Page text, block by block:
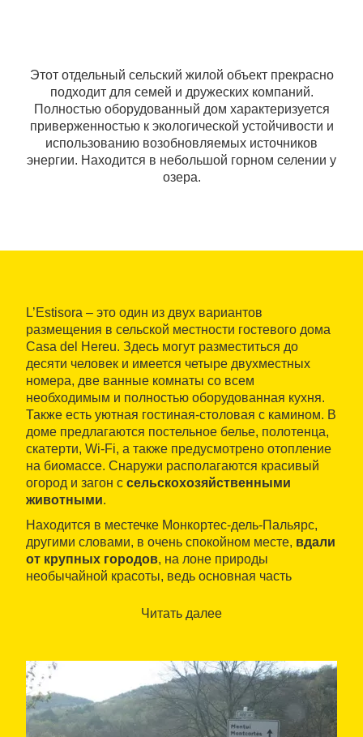
Этот отдельный сельский жилой объект прекрасно
подходит для семей и дружеских компаний.
Полностью оборудованный дом характеризуется
приверженностью к экологической устойчивости и
использованию возобновляемых источников
энергии. Находится в небольшой горном селении у
озера.
L’Estisora – это один из двух вариантов
размещения в сельской местности гостевого дома
Casa del Hereu. Здесь могут разместиться до
десяти человек и имеется четыре двухместных
номера, две ванные комнаты со всем
необходимым и полностью оборудованная кухня.
Также есть уютная гостиная-столовая с камином. В
доме предлагаются постельное белье, полотенца,
скатерти, Wi-Fi, а также предусмотрено отопление
на биомассе. Снаружи располагаются красивый
огород и загон с сельскохозяйственными
животными.
Находится в местечке Монкортес-дель-Пальярс,
другими словами, в очень спокойном месте, вдали
от крупных городов, на лоне природы
необычайной красоты, ведь основная часть
идеальный вариант, чтобы получить удовольствие
спортивному отдыху на природе: пешеходному
туризму, альпинизму, скалолазанию или прогулкам
на горных велосипедах.
Читать далее